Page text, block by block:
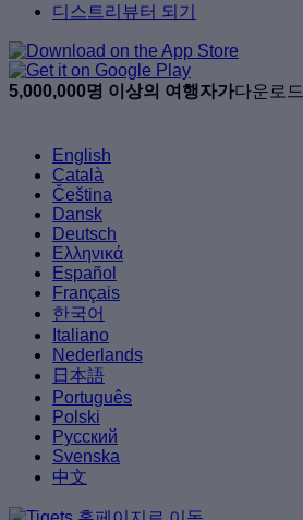
디스트리뷰터 되기
5,000,000명 이상의 여행자가다운로드
English
Català
Čeština
Dansk
Deutsch
Ελληνικά
Español
Français
한국어
Italiano
Nederlands
日本語
Português
Polski
Русский
Svenska
中文